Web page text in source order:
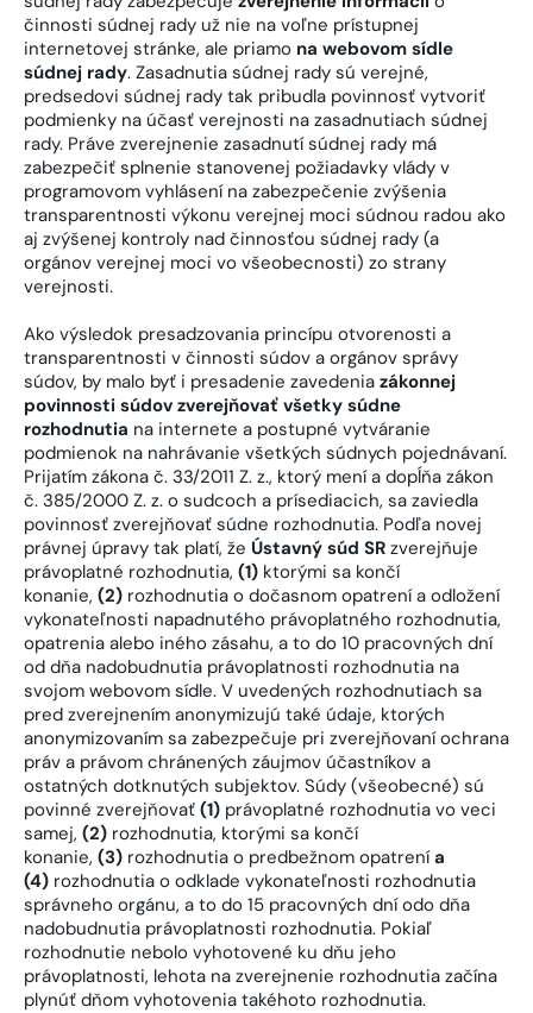
činnosti súdnej rady už nie na voľne prístupnej
internetovej stránke, ale priamo na webovom sídle
súdnej rady. Zasadnutia súdnej rady sú verejné,
predsedovi súdnej rady tak pribudla povinnosť vytvoriť
podmienky na účasť verejnosti na zasadnutiach súdnej
rady. Práve zverejnenie zasadnutí súdnej rady má
zabezpečiť splnenie stanovenej požiadavky vlády v
programovom vyhlásení na zabezpečenie zvýšenia
transparentnosti výkonu verejnej moci súdnou radou ako
aj zvýšenej kontroly nad činnosťou súdnej rady (a
orgánov verejnej moci vo všeobecnosti) zo strany
verejnosti.
Ako výsledok presadzovania princípu otvorenosti a
transparentnosti v činnosti súdov a orgánov správy
súdov, by malo byť i presadenie zavedenia zákonnej
povinnosti súdov zverejňovať všetky súdne
rozhodnutia na internete a postupné vytváranie
podmienok na nahrávanie všetkých súdnych pojednávaní.
Prijatím zákona č. 33/2011 Z. z., ktorý mení a dopĺňa zákon
č. 385/2000 Z. z. o sudcoch a prísediacich, sa zaviedla
povinnosť zverejňovať súdne rozhodnutia. Podľa novej
právnej úpravy tak platí, že Ústavný súd SR zverejňuje
právoplatné rozhodnutia, (1) ktorými sa končí
konanie, (2) rozhodnutia o dočasnom opatrení a odložení
vykonateľnosti napadnutého právoplatného rozhodnutia,
opatrenia alebo iného zásahu, a to do 10 pracovných dní
od dňa nadobudnutia právoplatnosti rozhodnutia na
svojom webovom sídle. V uvedených rozhodnutiach sa
pred zverejnením anonymizujú také údaje, ktorých
anonymizovaním sa zabezpečuje pri zverejňovaní ochrana
práv a právom chránených záujmov účastníkov a
ostatných dotknutých subjektov. Súdy (všeobecné) sú
povinné zverejňovať (1) právoplatné rozhodnutia vo veci
samej, (2) rozhodnutia, ktorými sa končí
konanie, (3) rozhodnutia o predbežnom opatrenía
(4) rozhodnutia o odklade vykonateľnosti rozhodnutia
správneho orgánu, a to do 15 pracovných dní odo dňa
nadobudnutia právoplatnosti rozhodnutia. Pokiaľ
rozhodnutie nebolo vyhotovené ku dňu jeho
právoplatnosti, lehota na zverejnenie rozhodnutia začína
plynúť dňom vyhotovenia takéhoto rozhodnutia.